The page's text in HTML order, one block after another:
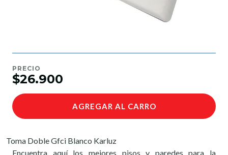
PRECIO
$26.900
AGREGAR AL CARRO
Toma Doble Gfci Blanco Karluz
Encuentra aquí los mejores pisos y paredes para la